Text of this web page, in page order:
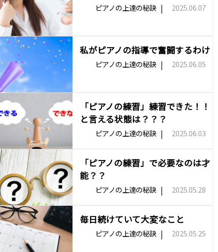
ピアノの上達の秘訣 | 2025.06.07
私がピアノの指導で奮闘するわけ
ピアノの上達の秘訣 | 2025.06.05
「ピアノの練習」練習できた！！
と言える状態は？？？
ピアノの上達の秘訣 | 2025.06.03
「ピアノの練習」で必要なのは才
能？？
ピアノの上達の秘訣 | 2025.05.28
毎日続けていて大変なこと
ピアノの上達の秘訣 | 2025.05.25